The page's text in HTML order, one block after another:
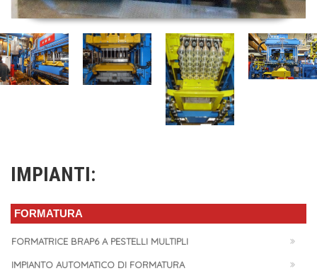
IMPIANTI:
FORMATURA
FORMATRICE BRAP6 A PESTELLI MULTIPLI
IMPIANTO AUTOMATICO DI FORMATURA